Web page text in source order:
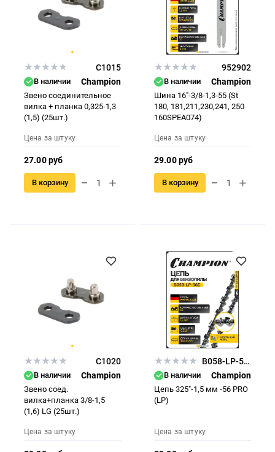
C1015
В наличии Champion
Звено соединительное
вилка + планка 0,325-1,3
(1,5) (25шт.)
Цена за штуку
27.00 руб
В корзину
952902
В наличии Champion
Шина 16"-3/8-1,3-55 (St
180, 181,211,230,241, 250
160SPEA074)
Цена за штуку
29.00 руб
В корзину
C1020
В наличии Champion
Звено соед.
вилка+планка 3/8-1,5
(1,6) LG (25шт.)
Цена за штуку
B058-LP-56E
В наличии Champion
Цепь 325"-1,5 мм -56 PRO
(LP)
Цена за штуку